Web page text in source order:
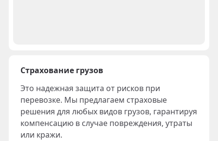
Страхование грузов
Это надежная защита от рисков при
перевозке. Мы предлагаем страховые
решения для любых видов грузов, гарантируя
компенсацию в случае повреждения, утраты
или кражи.